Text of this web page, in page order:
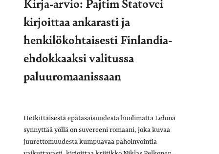
kirjoittaa ankarasti ja
henkilökohtaisesti Finlandia-
ehdokkaaksi valitussa
paluuromaanissaan
Hetkittäisestä epätasaisuudesta huolimatta Lehmä
synnyttää yöllä on suvereeni romaani, joka kuvaa
juurettomuudesta kumpuavaa pahoinvointia